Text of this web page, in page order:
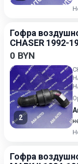
Гофра
CHASER 1992-
0 BYN
2
Гофра